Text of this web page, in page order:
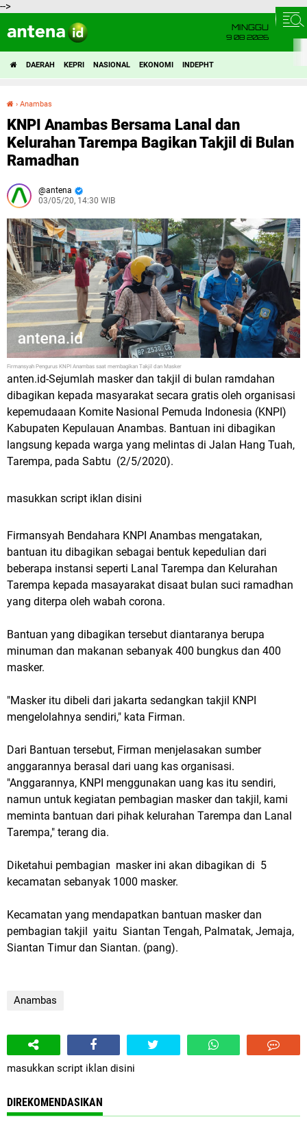
-->
MINGGU
9 08 2026
DAERAH KEPRI NASIONAL EKONOMI INDEPHT
› Anambas
KNPI Anambas Bersama Lanal dan
Kelurahan Tarempa Bagikan Takjil di Bulan
Ramadhan
antena
03/05/20, 14:30 WIB
Firmansyah Pengurus KNPI Anambas saat membagikan Takjil dan Masker
anten.id-Sejumlah masker dan takjil di bulan ramdahan
dibagikan kepada masyarakat secara gratis oleh organisasi
kepemudaaan Komite Nasional Pemuda Indonesia (KNPI)
Kabupaten Kepulauan Anambas. Bantuan ini dibagikan
langsung kepada warga yang melintas di Jalan Hang Tuah,
Tarempa, pada Sabtu (2/5/2020).
masukkan script iklan disini
Firmansyah Bendahara KNPI Anambas mengatakan,
bantuan itu dibagikan sebagai bentuk kepedulian dari
beberapa instansi seperti Lanal Tarempa dan Kelurahan
Tarempa kepada masayarakat disaat bulan suci ramadhan
yang diterpa oleh wabah corona.
Bantuan yang dibagikan tersebut diantaranya berupa
minuman dan makanan sebanyak 400 bungkus dan 400
masker.
"Masker itu dibeli dari jakarta sedangkan takjil KNPI
mengelolahnya sendiri," kata Firman.
Dari Bantuan tersebut, Firman menjelasakan sumber
anggarannya berasal dari uang kas organisasi.
"Anggarannya, KNPI menggunakan uang kas itu sendiri,
namun untuk kegiatan pembagian masker dan takjil, kami
meminta bantuan dari pihak kelurahan Tarempa dan Lanal
Tarempa," terang dia.
Diketahui pembagian masker ini akan dibagikan di 5
kecamatan sebanyak 1000 masker.
Kecamatan yang mendapatkan bantuan masker dan
pembagian takjil yaitu Siantan Tengah, Palmatak, Jemaja,
Siantan Timur dan Siantan. (pang).
Anambas
masukkan script iklan disini
DIREKOMENDASIKAN